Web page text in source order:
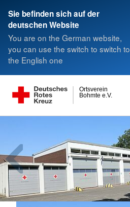
Sie befinden sich auf der
deutschen Website
You are on the German website,
you can use the switch to switch to
the English one
Bohmte e.V.
Ortsverein